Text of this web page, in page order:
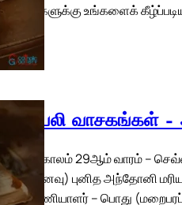
இச்சைகளுக்கு உங்களைக்
திருப்பலி வாசகங்கள்
பொதுக்காலம் 29ஆம் வாரம் –
(வி.நினைவு) புனித அந்தோனி
மறைப்பணியாளர் – பொது